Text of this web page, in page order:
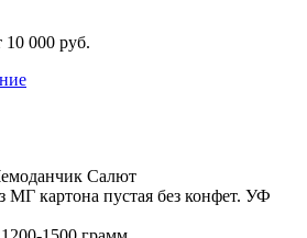
000 руб.
Салют
МГ картона пустая без конфет. УФ